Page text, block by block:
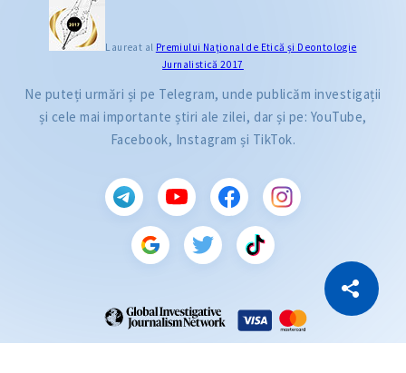
Copiază Link
Laureat al Premiului Naţional de Etică și Deontologie
Jurnalistică 2017
Ne puteți urmări și pe Telegram, unde publicăm investigații
și cele mai importante știri ale zilei, dar și pe: YouTube,
Facebook, Instagram și TikTok.